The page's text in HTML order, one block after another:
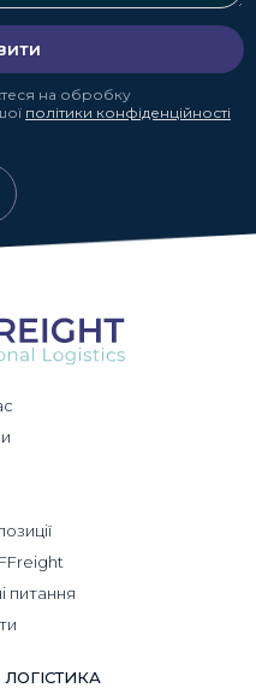
на обробку
політики конфіденційності
питання